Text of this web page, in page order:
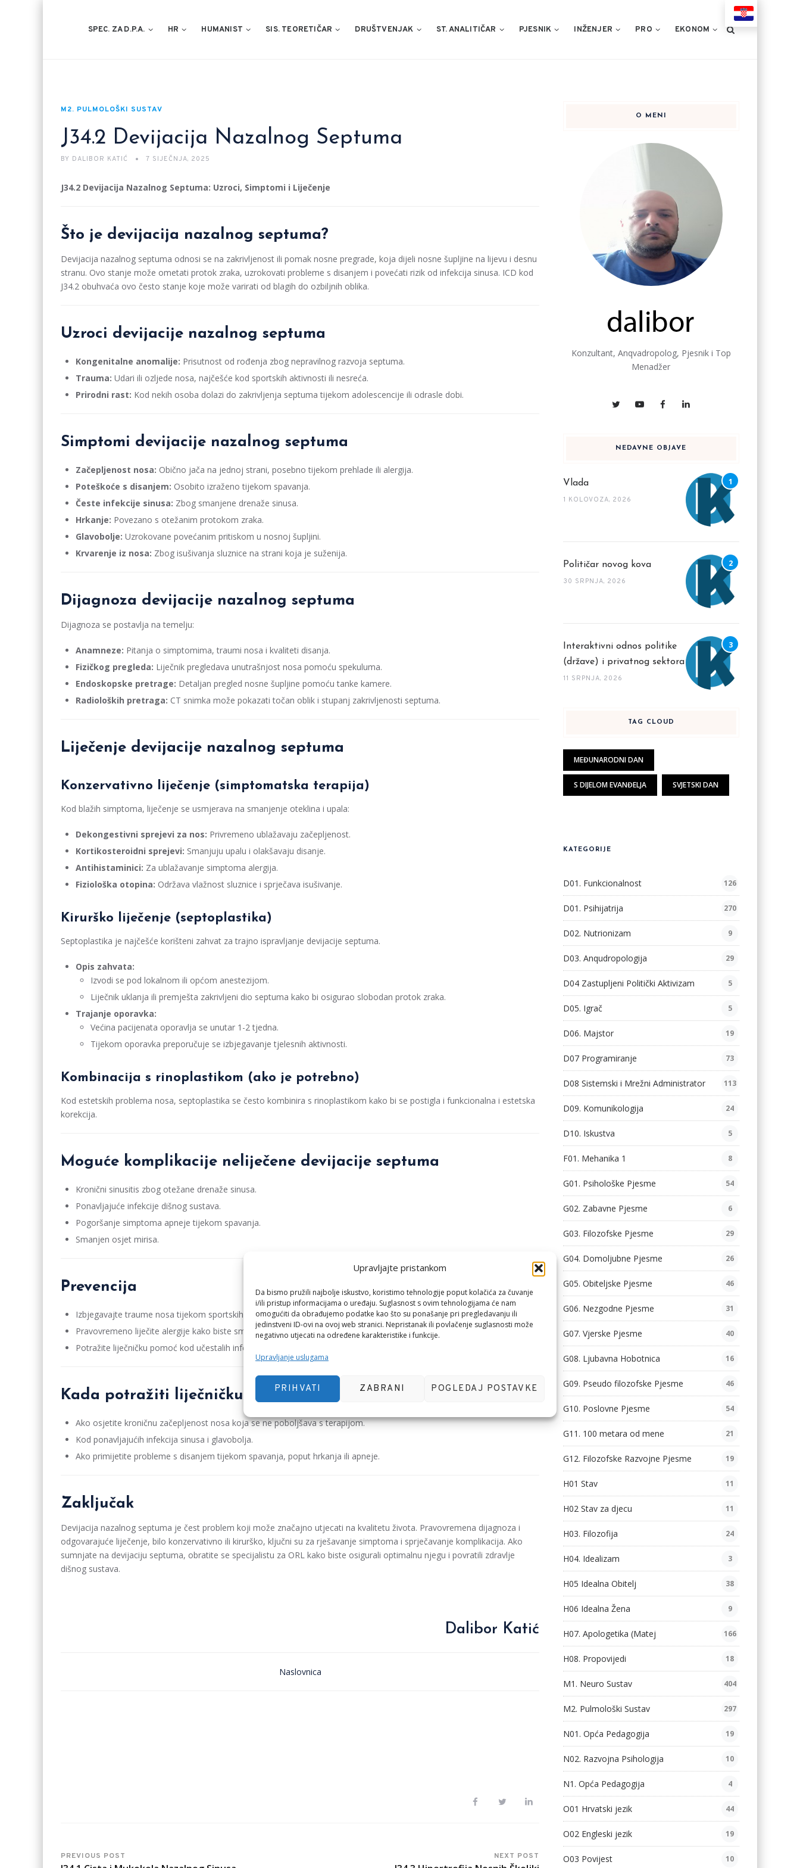
Upravljajte pristankom
Da bismo pružili najbolje iskustvo, koristimo tehnologije poput kolačića za čuvanje
i/ili pristup informacijama o uređaju. Suglasnost s ovim tehnologijama će nam
omogućiti da obrađujemo podatke kao što su ponašanje pri pregledavanju ili
jedinstveni ID-ovi na ovoj web stranici. Nepristanak ili povlačenje suglasnosti može
negativno utjecati na određene karakteristike i funkcije.
Upravljanje uslugama
PRIHVATI ZABRANI POGLEDAJ POSTAVKE
SPEC. ZA D.P.A. HR HUMANIST SIS. TEORETIČAR DRUŠTVENJAK ST. ANALITIČAR PJESNIK INŽENJER PRO EKONOM
M2. PULMOLOŠKI SUSTAV
J34.2 Devijacija Nazalnog Septuma
BY DALIBOR KATIĆ 7 SIJEČNJA, 2025
J34.2 Devijacija Nazalnog Septuma: Uzroci, Simptomi i Liječenje
Što je devijacija nazalnog septuma?
Devijacija nazalnog septuma odnosi se na zakrivljenost ili pomak nosne pregrade, koja dijeli nosne šupljine na lijevu i desnu
stranu. Ovo stanje može ometati protok zraka, uzrokovati probleme s disanjem i povećati rizik od infekcija sinusa. ICD kod
J34.2 obuhvaća ovo često stanje koje može varirati od blagih do ozbiljnih oblika.
Uzroci devijacije nazalnog septuma
Kongenitalne anomalije: Prisutnost od rođenja zbog nepravilnog razvoja septuma.
Trauma: Udari ili ozljede nosa, najčešće kod sportskih aktivnosti ili nesreća.
Prirodni rast: Kod nekih osoba dolazi do zakrivljenja septuma tijekom adolescencije ili odrasle dobi.
Simptomi devijacije nazalnog septuma
Začepljenost nosa: Obično jača na jednoj strani, posebno tijekom prehlade ili alergija.
Poteškoće s disanjem: Osobito izraženo tijekom spavanja.
Česte infekcije sinusa: Zbog smanjene drenaže sinusa.
Hrkanje: Povezano s otežanim protokom zraka.
Glavobolje: Uzrokovane povećanim pritiskom u nosnoj šupljini.
Krvarenje iz nosa: Zbog isušivanja sluznice na strani koja je suženija.
Dijagnoza devijacije nazalnog septuma
Dijagnoza se postavlja na temelju:
Anamneze: Pitanja o simptomima, traumi nosa i kvaliteti disanja.
Fizičkog pregleda: Liječnik pregledava unutrašnjost nosa pomoću spekuluma.
Endoskopske pretrage: Detaljan pregled nosne šupljine pomoću tanke kamere.
Radioloških pretraga: CT snimka može pokazati točan oblik i stupanj zakrivljenosti septuma.
Liječenje devijacije nazalnog septuma
Konzervativno liječenje (simptomatska terapija)
Kod blažih simptoma, liječenje se usmjerava na smanjenje oteklina i upala:
Dekongestivni sprejevi za nos: Privremeno ublažavaju začepljenost.
Kortikosteroidni sprejevi: Smanjuju upalu i olakšavaju disanje.
Antihistaminici: Za ublažavanje simptoma alergija.
Fiziološka otopina: Održava vlažnost sluznice i sprječava isušivanje.
Kirurško liječenje (septoplastika)
Septoplastika je najčešće korišteni zahvat za trajno ispravljanje devijacije septuma.
Opis zahvata:
Izvodi se pod lokalnom ili općom anestezijom.
Liječnik uklanja ili premješta zakrivljeni dio septuma kako bi osigurao slobodan protok zraka.
Trajanje oporavka:
Većina pacijenata oporavlja se unutar 1-2 tjedna.
Tijekom oporavka preporučuje se izbjegavanje tjelesnih aktivnosti.
Kombinacija s rinoplastikom (ako je potrebno)
Kod estetskih problema nosa, septoplastika se često kombinira s rinoplastikom kako bi se postigla i funkcionalna i estetska
korekcija.
Moguće komplikacije neliječene devijacije septuma
Kronični sinusitis zbog otežane drenaže sinusa.
Ponavljajuće infekcije dišnog sustava.
Pogoršanje simptoma apneje tijekom spavanja.
Smanjen osjet mirisa.
Prevencija
Izbjegavajte traume nosa tijekom sportskih aktivnosti, nosite zaštitnu opremu.
Pravovremeno liječite alergije kako biste smanjili rizik od začepljenja nosa.
Potražite liječničku pomoć kod učestalih infekcija sinusa ili kronične začepljenosti nosa.
Kada potražiti liječničku pomoć?
Ako osjetite kroničnu začepljenost nosa koja se ne poboljšava s terapijom.
Kod ponavljajućih infekcija sinusa i glavobolja.
Ako primijetite probleme s disanjem tijekom spavanja, poput hrkanja ili apneje.
Zaključak
Devijacija nazalnog septuma je čest problem koji može značajno utjecati na kvalitetu života. Pravovremena dijagnoza i
odgovarajuće liječenje, bilo konzervativno ili kirurško, ključni su za rješavanje simptoma i sprječavanje komplikacija. Ako
sumnjate na devijaciju septuma, obratite se specijalistu za ORL kako biste osigurali optimalnu njegu i povratili zdravlje
dišnog sustava.
Dalibor Katić
Naslovnica
PREVIOUS POST NEXT POST
O MENI
Konzultant, Anqvadropolog, Pjesnik i Top
Menadžer
NEDAVNE OBJAVE
Vlada
1 KOLOVOZA, 2026
Političar novog kova
30 SRPNJA, 2026
Interaktivni odnos politike
(države) i privatnog sektora
11 SRPNJA, 2026
TAG CLOUD
MEĐUNARODNI DAN
S DIJELOM EVANĐELJA SVJETSKI DAN
KATEGORIJE
D01. Funkcionalnost 126
D01. Psihijatrija 270
D02. Nutrionizam 9
D03. Anqudropologija 29
D04 Zastupljeni Politički Aktivizam 5
D05. Igrač 5
D06. Majstor 19
D07 Programiranje 73
D08 Sistemski i Mrežni Administrator 113
D09. Komunikologija 24
D10. Iskustva 5
F01. Mehanika 1 8
G01. Psihološke Pjesme 54
G02. Zabavne Pjesme 6
G03. Filozofske Pjesme 29
G04. Domoljubne Pjesme 26
G05. Obiteljske Pjesme 46
G06. Nezgodne Pjesme 31
G07. Vjerske Pjesme 40
G08. Ljubavna Hobotnica 16
G09. Pseudo filozofske Pjesme 46
G10. Poslovne Pjesme 54
G11. 100 metara od mene 21
G12. Filozofske Razvojne Pjesme 19
H01 Stav 11
H02 Stav za djecu 11
H03. Filozofija 24
H04. Idealizam 3
H05 Idealna Obitelj 38
H06 Idealna Žena 9
H07. Apologetika (Matej 166
H08. Propovijedi 18
M1. Neuro Sustav 404
M2. Pulmološki Sustav 297
N01. Opća Pedagogija 19
N02. Razvojna Psihologija 10
N1. Opća Pedagogija 4
O01 Hrvatski jezik 44
O02 Engleski jezik 19
O03 Povijest 10